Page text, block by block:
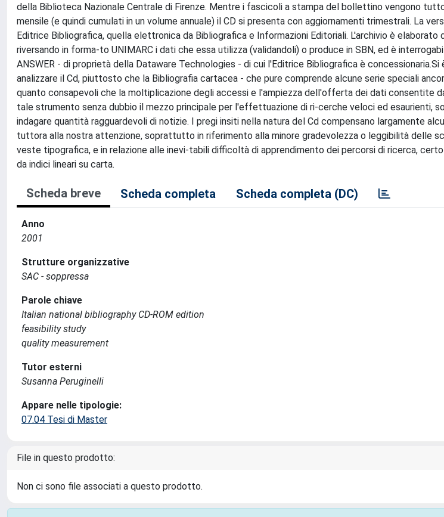
della Biblioteca Nazionale Centrale di Firenze. Mentre i fascicoli a stampa del bollettino vengono
mensile (e quindi cumulati in un volume annuale) il CD si presenta con aggiornamenti trimestrali. La
Editrice Bibliografica, quella elettronica da Bibliografica e Informazioni Editoriali. L'archivio è elaborato
riversando in forma-to UNIMARC i dati che essa utilizza (validandoli) o produce in SBN, ed è
ANSWER - di proprietà della Dataware Technologies - di cui l'Editrice Bibliografica è
analizzare il Cd, piuttosto che la Bibliografia cartacea - che pure comprende alcune serie speciali
quanto consapevoli che la moltiplicazione degli accessi e l'ampiezza dell'offerta dei dati consentite
tale strumento senza dubbio il mezzo principale per l'effettuazione di ri-cerche veloci ed esaurienti,
indagare quantità ragguardevoli di notizie. I pregi insiti nella natura del Cd compensano largamente
tuttora alla nostra attenzione, soprattutto in riferimento alla minore gradevolezza o leggibilità delle
veste tipografica, e in relazione alle inevi-tabili difficoltà di apprendimento dei percorsi di ricerca,
da indici lineari su carta.
Scheda breve Scheda completa Scheda completa (DC)
Anno
2001
Strutture organizzative
SAC - soppressa
Parole chiave
Italian national bibliography CD-ROM edition
feasibility study
quality measurement
Tutor esterni
Susanna Peruginelli
Appare nelle tipologie:
07.04 Tesi di Master
File in questo prodotto:
Non ci sono file associati a questo prodotto.